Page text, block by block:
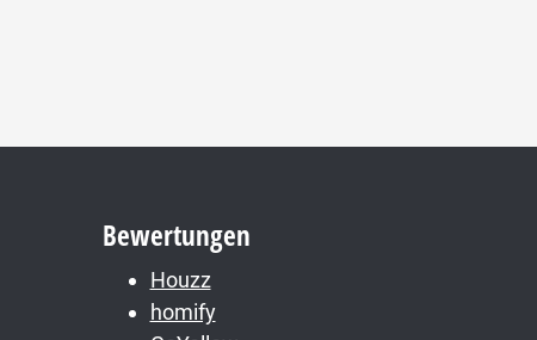
Bewertungen
Houzz
homify